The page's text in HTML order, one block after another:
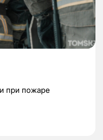
при пожаре